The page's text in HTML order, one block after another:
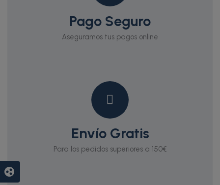
Pago Seguro
Aseguramos tus pagos online
Envío Gratis
Para los pedidos superiores a 150€
group_work